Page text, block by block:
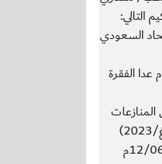
التالي:
السعودي
23/11/1444ه الموافق 12/06/2023م عدا الفقرة
المنازعات
بالاتحاد السعودي لكرة القدم رقم (746/غ/2023)
وتاريخ 23/11/1444ه الموافق 12/06/2023م